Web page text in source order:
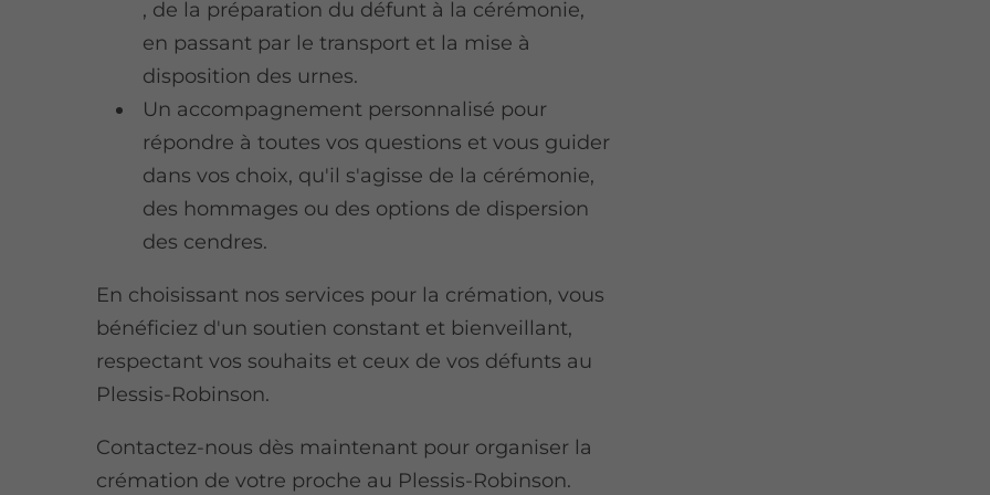
, de la préparation du défunt à la cérémonie,
en passant par le transport et la mise à
disposition des urnes.
Un accompagnement personnalisé pour
répondre à toutes vos questions et vous guider
dans vos choix, qu'il s'agisse de la cérémonie,
des hommages ou des options de dispersion
des cendres.
En choisissant nos services pour la crémation, vous
bénéficiez d'un soutien constant et bienveillant,
respectant vos souhaits et ceux de vos défunts au
Plessis-Robinson.
Contactez-nous dès maintenant pour organiser la
crémation de votre proche au Plessis-Robinson.